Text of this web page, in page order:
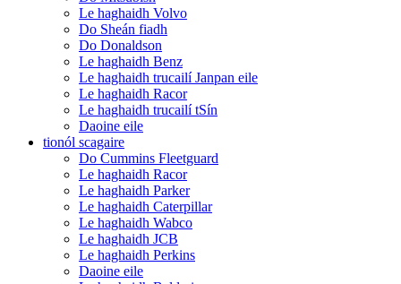
Le haghaidh Volvo
Do Sheán fiadh
Do Donaldson
Le haghaidh Benz
Le haghaidh trucailí Janpan eile
Le haghaidh Racor
Le haghaidh trucailí tSín
Daoine eile
tionól scagaire
Do Cummins Fleetguard
Le haghaidh Racor
Le haghaidh Parker
Le haghaidh Caterpillar
Le haghaidh Wabco
Le haghaidh JCB
Le haghaidh Perkins
Daoine eile